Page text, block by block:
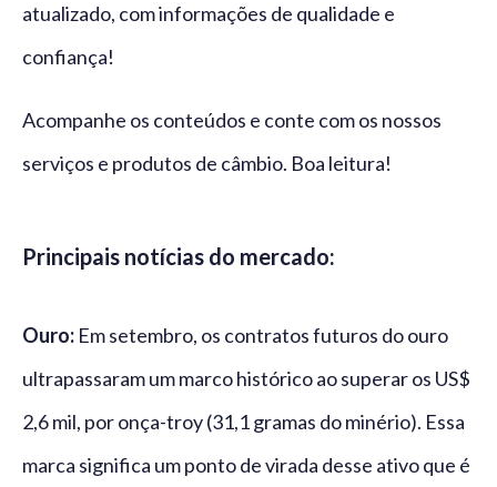
atualizado, com informações de qualidade e
confiança!
Acompanhe os conteúdos e conte com os nossos
serviços e produtos de câmbio. Boa leitura!
Principais notícias do mercado:
Ouro: Em setembro, os contratos futuros do ouro
ultrapassaram um marco histórico ao superar os US$
2,6 mil, por onça-troy (31,1 gramas do minério). Essa
marca significa um ponto de virada desse ativo que é